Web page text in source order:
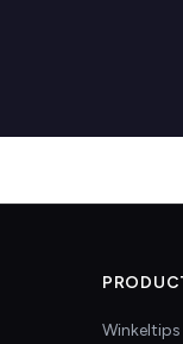
Winkeltips